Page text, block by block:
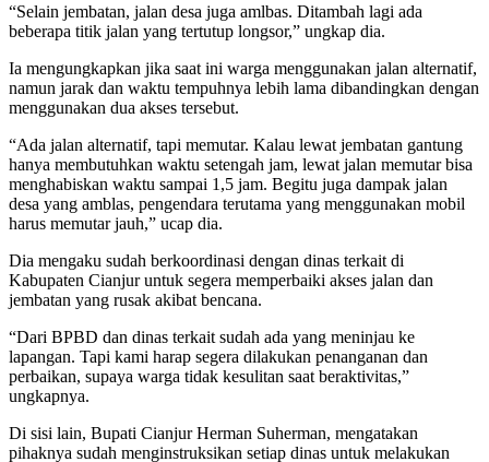
“Selain jembatan, jalan desa juga amlbas. Ditambah lagi ada
beberapa titik jalan yang tertutup longsor,” ungkap dia.
Ia mengungkapkan jika saat ini warga menggunakan jalan alternatif,
namun jarak dan waktu tempuhnya lebih lama dibandingkan dengan
menggunakan dua akses tersebut.
“Ada jalan alternatif, tapi memutar. Kalau lewat jembatan gantung
hanya membutuhkan waktu setengah jam, lewat jalan memutar bisa
menghabiskan waktu sampai 1,5 jam. Begitu juga dampak jalan
desa yang amblas, pengendara terutama yang menggunakan mobil
harus memutar jauh,” ucap dia.
Dia mengaku sudah berkoordinasi dengan dinas terkait di
Kabupaten Cianjur untuk segera memperbaiki akses jalan dan
jembatan yang rusak akibat bencana.
“Dari BPBD dan dinas terkait sudah ada yang meninjau ke
lapangan. Tapi kami harap segera dilakukan penanganan dan
perbaikan, supaya warga tidak kesulitan saat beraktivitas,”
ungkapnya.
Di sisi lain, Bupati Cianjur Herman Suherman, mengatakan
pihaknya sudah menginstruksikan setiap dinas untuk melakukan